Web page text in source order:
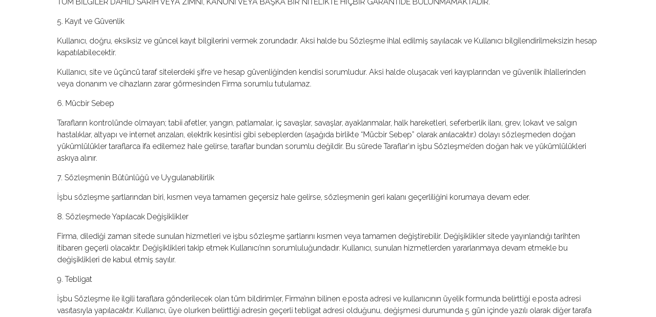
5. Kayıt ve Güvenlik
Kullanıcı, doğru, eksiksiz ve güncel kayıt bilgilerini vermek zorundadır. Aksi halde bu Sözleşme ihlal edilmiş sayılacak ve Kullanıcı bilgilendirilmeksizin hesap
kapatılabilecektir.
Kullanıcı, site ve üçüncü taraf sitelerdeki şifre ve hesap güvenliğinden kendisi sorumludur. Aksi halde oluşacak veri kayıplarından ve güvenlik ihlallerinden
veya donanım ve cihazların zarar görmesinden Firma sorumlu tutulamaz.
6. Mücbir Sebep
Tarafların kontrolünde olmayan; tabii afetler, yangın, patlamalar, iç savaşlar, savaşlar, ayaklanmalar, halk hareketleri, seferberlik ilanı, grev, lokavt ve salgın
hastalıklar, altyapı ve internet arızaları, elektrik kesintisi gibi sebeplerden (aşağıda birlikte “Mücbir Sebep” olarak anılacaktır.) dolayı sözleşmeden doğan
yükümlülükler taraflarca ifa edilemez hale gelirse, taraflar bundan sorumlu değildir. Bu sürede Taraflar’ın işbu Sözleşme’den doğan hak ve yükümlülükleri
askıya alınır.
7. Sözleşmenin Bütünlüğü ve Uygulanabilirlik
İşbu sözleşme şartlarından biri, kısmen veya tamamen geçersiz hale gelirse, sözleşmenin geri kalanı geçerliliğini korumaya devam eder.
8. Sözleşmede Yapılacak Değişiklikler
Firma, dilediği zaman sitede sunulan hizmetleri ve işbu sözleşme şartlarını kısmen veya tamamen değiştirebilir. Değişiklikler sitede yayınlandığı tarihten
itibaren geçerli olacaktır. Değişiklikleri takip etmek Kullanıcı’nın sorumluluğundadır. Kullanıcı, sunulan hizmetlerden yararlanmaya devam etmekle bu
değişiklikleri de kabul etmiş sayılır.
9. Tebligat
İşbu Sözleşme ile ilgili taraflara gönderilecek olan tüm bildirimler, Firma’nın bilinen e.posta adresi ve kullanıcının üyelik formunda belirttiği e.posta adresi
vasıtasıyla yapılacaktır. Kullanıcı, üye olurken belirttiği adresin geçerli tebligat adresi olduğunu, değişmesi durumunda 5 gün içinde yazılı olarak diğer tarafa